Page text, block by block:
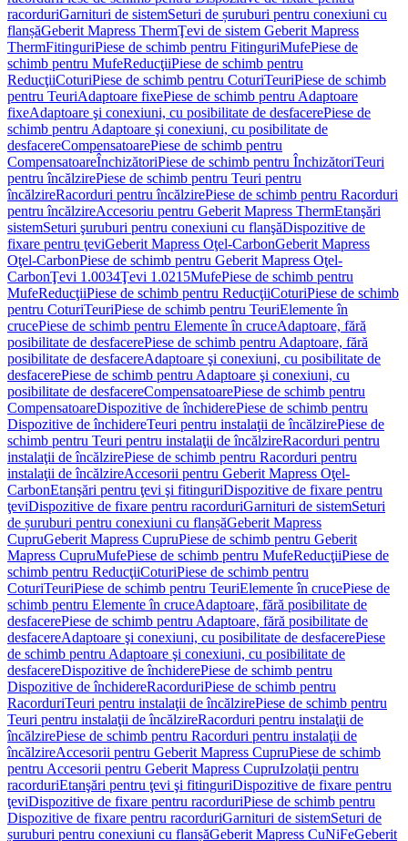
racorduriGarnituri de sistemSeturi de șuruburi pentru conexiuni cu
flanșăGeberit Mapress ThermŢevi de sistem Geberit Mapress
ThermFitinguriPiese de schimb pentru FitinguriMufePiese de
schimb pentru MufeReducţiiPiese de schimb pentru
ReducţiiCoturiPiese de schimb pentru CoturiTeuriPiese de schimb
pentru TeuriAdaptoare fixePiese de schimb pentru Adaptoare
fixeAdaptoare şi conexiuni, cu posibilitate de desfacerePiese de
schimb pentru Adaptoare şi conexiuni, cu posibilitate de
desfacereCompensatoarePiese de schimb pentru
CompensatoareÎnchizătoriPiese de schimb pentru ÎnchizătoriTeuri
pentru încălzirePiese de schimb pentru Teuri pentru
încălzireRacorduri pentru încălzirePiese de schimb pentru Racorduri
pentru încălzireAccesoriu pentru Geberit Mapress ThermEtanşări
sistemSeturi şuruburi pentru conexiuni cu flanşăDispozitive de
fixare pentru ţeviGeberit Mapress Oţel-CarbonGeberit Mapress
Oţel-CarbonPiese de schimb pentru Geberit Mapress Oţel-
CarbonŢevi 1.0034Ţevi 1.0215MufePiese de schimb pentru
MufeReducţiiPiese de schimb pentru ReducţiiCoturiPiese de schimb
pentru CoturiTeuriPiese de schimb pentru TeuriElemente în
crucePiese de schimb pentru Elemente în cruceAdaptoare, fără
posibilitate de desfacerePiese de schimb pentru Adaptoare, fără
posibilitate de desfacereAdaptoare şi conexiuni, cu posibilitate de
desfacerePiese de schimb pentru Adaptoare şi conexiuni, cu
posibilitate de desfacereCompensatoarePiese de schimb pentru
CompensatoareDispozitive de închiderePiese de schimb pentru
Dispozitive de închidereTeuri pentru instalaţii de încălzirePiese de
schimb pentru Teuri pentru instalaţii de încălzireRacorduri pentru
instalaţii de încălzirePiese de schimb pentru Racorduri pentru
instalaţii de încălzireAccesorii pentru Geberit Mapress Oţel-
CarbonEtanşări pentru ţevi şi fitinguriDispozitive de fixare pentru
ţeviDispozitive de fixare pentru racorduriGarnituri de sistemSeturi
de șuruburi pentru conexiuni cu flanșăGeberit Mapress
CupruGeberit Mapress CupruPiese de schimb pentru Geberit
Mapress CupruMufePiese de schimb pentru MufeReducţiiPiese de
schimb pentru ReducţiiCoturiPiese de schimb pentru
CoturiTeuriPiese de schimb pentru TeuriElemente în crucePiese de
schimb pentru Elemente în cruceAdaptoare, fără posibilitate de
desfacerePiese de schimb pentru Adaptoare, fără posibilitate de
desfacereAdaptoare şi conexiuni, cu posibilitate de desfacerePiese
de schimb pentru Adaptoare şi conexiuni, cu posibilitate de
desfacereDispozitive de închiderePiese de schimb pentru
Dispozitive de închidereRacorduriPiese de schimb pentru
RacorduriTeuri pentru instalaţii de încălzirePiese de schimb pentru
Teuri pentru instalaţii de încălzireRacorduri pentru instalaţii de
încălzirePiese de schimb pentru Racorduri pentru instalaţii de
încălzireAccesorii pentru Geberit Mapress CupruPiese de schimb
pentru Accesorii pentru Geberit Mapress CupruIzolaţii pentru
racorduriEtanşări pentru ţevi şi fitinguriDispozitive de fixare pentru
ţeviDispozitive de fixare pentru racorduriPiese de schimb pentru
Dispozitive de fixare pentru racorduriGarnituri de sistemSeturi de
șuruburi pentru conexiuni cu flanșăGeberit Mapress CuNiFeGeberit